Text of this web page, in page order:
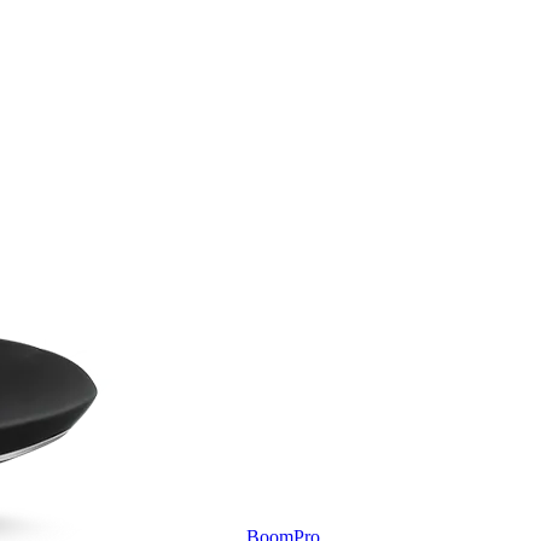
BoomPro